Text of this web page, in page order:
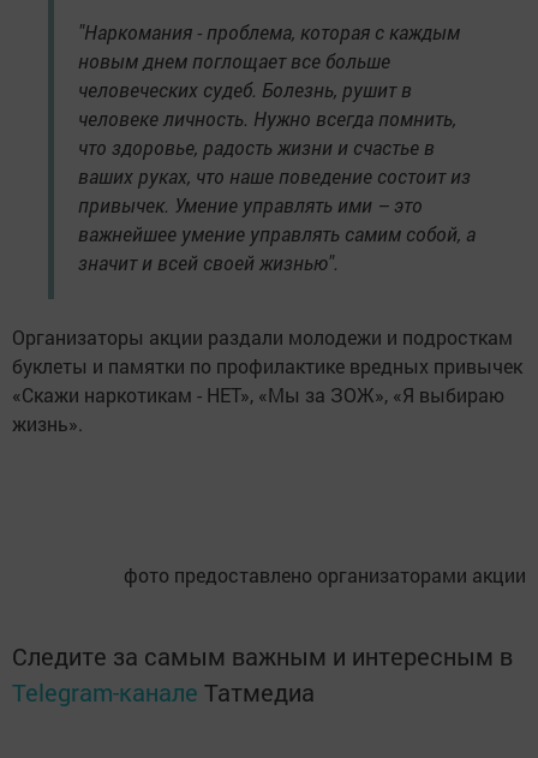
"Наркомания - проблема, которая с каждым
новым днем поглощает все больше
человеческих судеб. Болезнь, рушит в
человеке личность. Нужно всегда помнить,
что здоровье, радость жизни и счастье в
ваших руках, что наше поведение состоит из
привычек. Умение управлять ими – это
важнейшее умение управлять самим собой, а
значит и всей своей жизнью".
Организаторы акции раздали молодежи и подросткам
буклеты и памятки по профилактике вредных привычек
«Скажи наркотикам - НЕТ», «Мы за ЗОЖ», «Я выбираю
жизнь».
фото предоставлено организаторами акции
Следите за самым важным и интересным в
Telegram-канале Татмедиа